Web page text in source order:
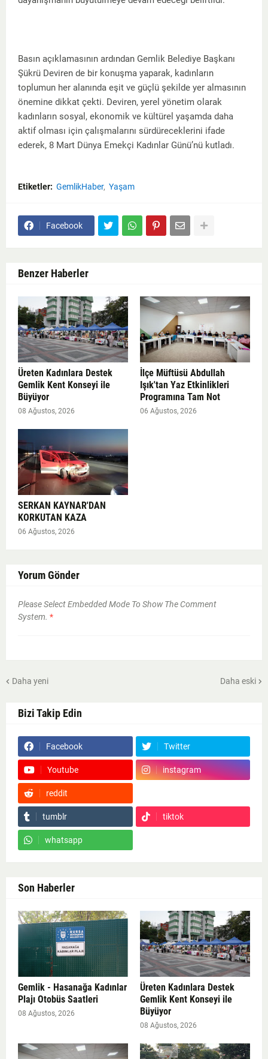
Basın açıklamasının ardından Gemlik Belediye Başkanı
Şükrü Deviren de bir konuşma yaparak, kadınların
toplumun her alanında eşit ve güçlü şekilde yer almasının
önemine dikkat çekti. Deviren, yerel yönetim olarak
kadınların sosyal, ekonomik ve kültürel yaşamda daha
aktif olması için çalışmalarını sürdüreceklerini ifade
ederek, 8 Mart Dünya Emekçi Kadınlar Günü’nü kutladı.
Etiketler: GemlikHaber Yaşam
Facebook
Benzer Haberler
Üreten Kadınlara Destek
Gemlik Kent Konseyi ile
Büyüyor
08 Ağustos, 2026
İlçe Müftüsü Abdullah
Işık'tan Yaz Etkinlikleri
Programına Tam Not
06 Ağustos, 2026
SERKAN KAYNAR'DAN
KORKUTAN KAZA
06 Ağustos, 2026
Yorum Gönder
Please Select Embedded Mode To Show The Comment
System. *
Daha yeni Daha eski
Bizi Takip Edin
Facebook Twitter
Youtube instagram
reddit
tumblr tiktok
whatsapp
Son Haberler
Gemlik - Hasanağa Kadınlar
Plajı Otobüs Saatleri
08 Ağustos, 2026
Üreten Kadınlara Destek
Gemlik Kent Konseyi ile
Büyüyor
08 Ağustos, 2026